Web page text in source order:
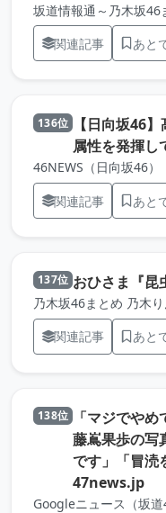
坂道情報通～乃木坂46
関連記事
あと
136位
【日向坂46
属性を発揮し
46NEWS（日向坂46）
関連記事
あと
137位 おひさま『昆
乃木坂46まとめ 乃木り
関連記事
あと
138位
「マジでや
藤嶌果歩の写
です」「冒涜
47news.jp（
Googleニュース（坂道